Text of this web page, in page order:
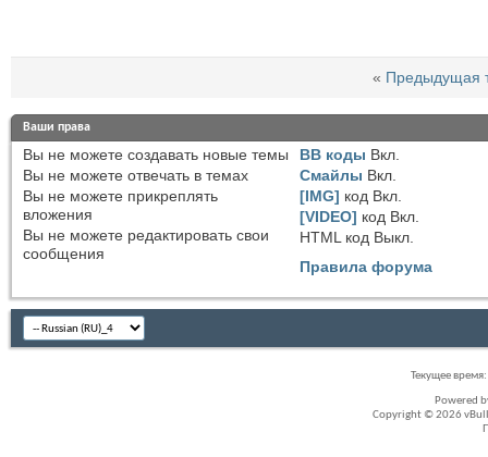
« Предыдущая
Ваши права
Вы не можете создавать новые темы
Вы не можете отвечать в темах
Вы не можете прикреплять
вложения
Вы не можете редактировать свои
сообщения
BB коды Вкл.
Смайлы Вкл.
[IMG] код Вкл.
[VIDEO] код Вкл.
HTML код Выкл.
Правила форума
Текущее время:
Powered
Copyright © 2026